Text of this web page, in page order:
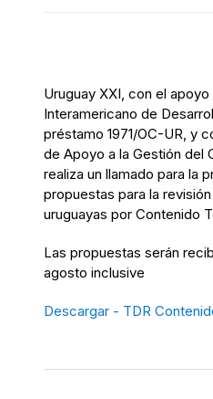
Uruguay XXI, con el
Interamericano de
préstamo 1971/OC-UR, y
de Apoyo a la Gestión del
realiza un llamado para la
propuestas para la
uruguayas por Contenido
Las propuestas serán
agosto inclusive
Descargar - TDR